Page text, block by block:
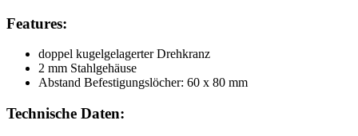
Features:
doppel kugelgelagerter Drehkranz
2 mm Stahlgehäuse
Abstand Befestigungslöcher: 60 x 80 mm
Technische Daten: